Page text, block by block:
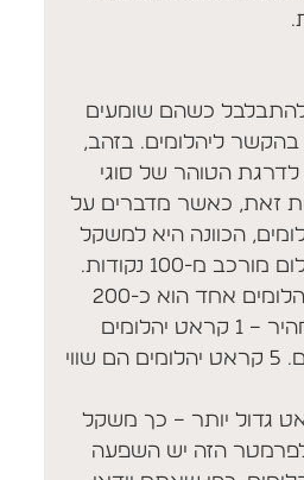
להתבלבל כשהם שומעים
ליהלומים. בזהב,
הטוהר של סוגי
זאת, כאשר מדברים על
הכוונה היא למשקל
היהלום: 1 קראט יהלום מורכב מ-100 נקודות.
משקלו של קראט יהלומים אחד הוא כ-200
מיליגרם, ובחישוב מהיר – 1 קראט יהלומים
מהווה כחמישית גרם. 5 קראט יהלומים הם שווי
גדול יותר – כך משקל
לפרמטר הזה יש השפעה